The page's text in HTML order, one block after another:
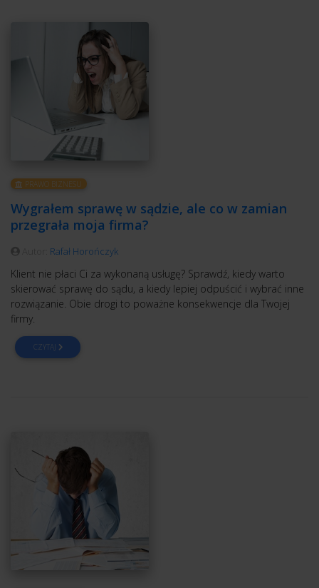
PRAWO BIZNESU
Wygrałem sprawę w sądzie, ale co w zamian
przegrała moja firma?
Rafał Horończyk
Klient nie płaci Ci za wykonaną usługę? Sprawdź, kiedy warto
skierować sprawę do sądu, a kiedy lepiej odpuścić i wybrać inne
rozwiązanie. Obie drogi to poważne konsekwencje dla Twojej
firmy.
CZYTAJ